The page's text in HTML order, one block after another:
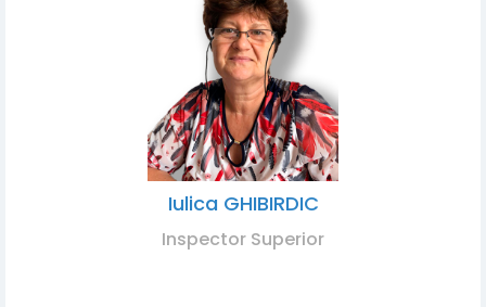
Iulica GHIBIRDIC
Inspector Superior